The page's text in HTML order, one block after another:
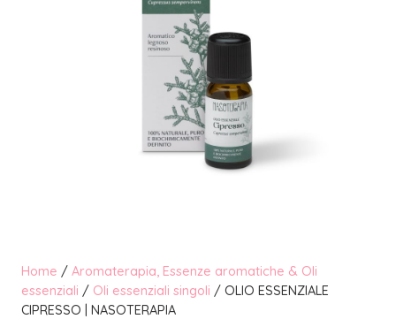
Home / Aromaterapia, Essenze aromatiche & Oli
essenziali / Oli essenziali singoli / OLIO ESSENZIALE
CIPRESSO | NASOTERAPIA